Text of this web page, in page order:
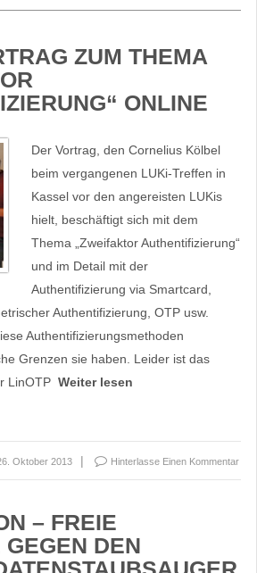
ZUM THEMA
ONLINE
Der Vortrag, den Cornelius Kölbel
beim vergangenen LUKi-Treffen in
Kassel vor den angereisten LUKis
hielt, beschäftigt sich mit dem
Thema „Zweifaktor Authentifizierung“
und im Detail mit der
Authentifizierung via Smartcard,
Authentifizierung, OTP usw.
Authentifizierungsmethoden
Grenzen sie haben. Leider ist das
LinOTP Weiter lesen
Oktober 2013 Hinterlasse Einen Kommentar
– FREIE
DEN